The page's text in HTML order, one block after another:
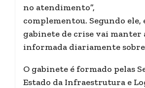
no atendimento”,
complementou. Segundo ele,
gabinete de crise vai manter
informada diariamente sobre
O gabinete é formado pelas
Estado da Infraestrutura e